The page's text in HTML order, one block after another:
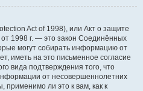
Act of 1998), или Акт о защите
1998 г. — это закон Соединённых
могут собирать информацию от
иметь на это письменное согласие
вида подтверждения того, что
от несовершеннолетних
ли это к вам, как к